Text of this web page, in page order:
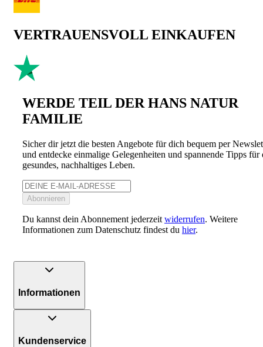
VERTRAUENSVOLL EINKAUFEN
WERDE TEIL DER HANS NATUR
FAMILIE
Sicher dir jetzt die besten Angebote für dich bequem per
und entdecke einmalige Gelegenheiten und spannende Tipps für
gesundes, nachhaltiges Leben.
Abonnieren
Du kannst dein Abonnement jederzeit widerrufen. Weitere
Informationen zum Datenschutz findest du hier.
Informationen
Kundenservice